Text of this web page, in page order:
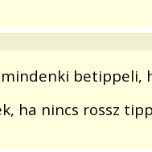
betippeli,
ha nincs rossz